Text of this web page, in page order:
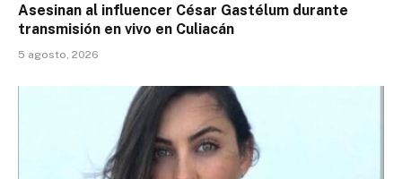
Asesinan al influencer César Gastélum durante
transmisión en vivo en Culiacán
5 agosto, 2026